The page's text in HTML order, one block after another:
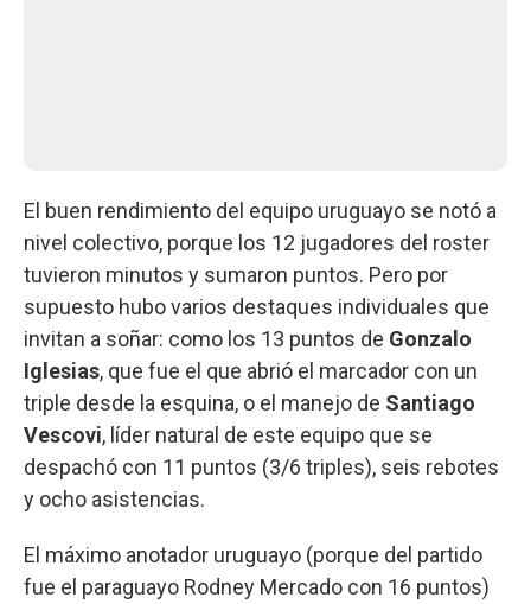
El buen rendimiento del equipo uruguayo se notó a
nivel colectivo, porque los 12 jugadores del roster
tuvieron minutos y sumaron puntos. Pero por
supuesto hubo varios destaques individuales que
invitan a soñar: como los 13 puntos de Gonzalo
Iglesias, que fue el que abrió el marcador con un
triple desde la esquina, o el manejo de Santiago
Vescovi, líder natural de este equipo que se
despachó con 11 puntos (3/6 triples), seis rebotes
y ocho asistencias.
El máximo anotador uruguayo (porque del partido
fue el paraguayo Rodney Mercado con 16 puntos)